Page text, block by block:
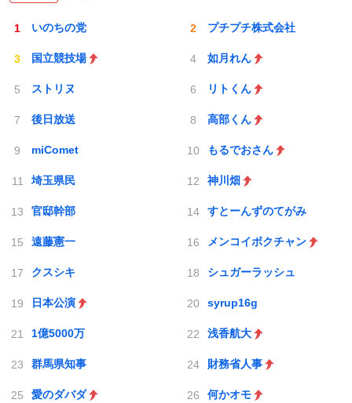
いのちの党 プチプチ株式会社
国立競技場 如月れん
ストリヌ リトくん
後日放送 高部くん
miComet もるでおさん
埼玉県民 神川畑
官邸幹部 すとーんずのてがみ
遠藤憲一 メンコイボクチャン
クスシキ シュガーラッシュ
日本公演 syrup16g
1億5000万 浅香航大
群馬県知事 財務省人事
愛のダバダ 何かオモ